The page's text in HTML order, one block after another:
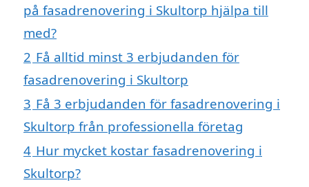
på fasadrenovering i Skultorp hjälpa till
med?
2 Få alltid minst 3 erbjudanden för
fasadrenovering i Skultorp
3 Få 3 erbjudanden för fasadrenovering i
Skultorp från professionella företag
4 Hur mycket kostar fasadrenovering i
Skultorp?